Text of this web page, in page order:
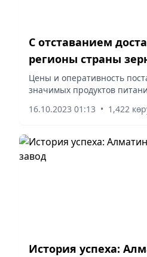
С отставанием
регионы страны
социально
Цены и оперативность
значимых продуктов
председательством вице-
16.10.2023 01:13 • 1,422
История успеха: